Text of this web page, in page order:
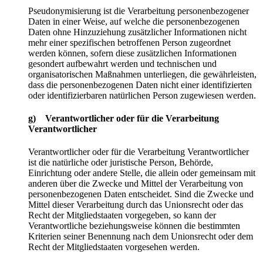
Pseudonymisierung ist die Verarbeitung personenbezogener
Daten in einer Weise, auf welche die personenbezogenen
Daten ohne Hinzuziehung zusätzlicher Informationen nicht
mehr einer spezifischen betroffenen Person zugeordnet
werden können, sofern diese zusätzlichen Informationen
gesondert aufbewahrt werden und technischen und
organisatorischen Maßnahmen unterliegen, die gewährleisten,
dass die personenbezogenen Daten nicht einer identifizierten
oder identifizierbaren natürlichen Person zugewiesen werden.
g) Verantwortlicher oder für die Verarbeitung
Verantwortlicher
Verantwortlicher oder für die Verarbeitung Verantwortlicher
ist die natürliche oder juristische Person, Behörde,
Einrichtung oder andere Stelle, die allein oder gemeinsam mit
anderen über die Zwecke und Mittel der Verarbeitung von
personenbezogenen Daten entscheidet. Sind die Zwecke und
Mittel dieser Verarbeitung durch das Unionsrecht oder das
Recht der Mitgliedstaaten vorgegeben, so kann der
Verantwortliche beziehungsweise können die bestimmten
Kriterien seiner Benennung nach dem Unionsrecht oder dem
Recht der Mitgliedstaaten vorgesehen werden.